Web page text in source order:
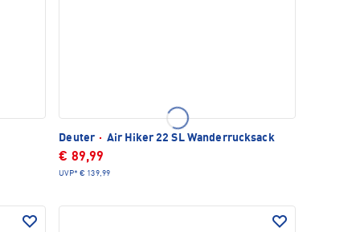
Deuter · Air Hiker 22 SL Wanderrucksack
€ 89,99
UVP* € 139,99